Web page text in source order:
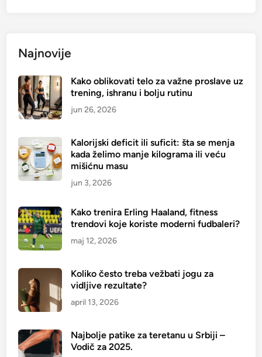
Najnovije
Kako oblikovati telo za važne proslave uz
trening, ishranu i bolju rutinu
jun 26, 2026
Kalorijski deficit ili suficit: šta se menja
kada želimo manje kilograma ili veću
mišićnu masu
jun 3, 2026
Kako trenira Erling Haaland, fitness
trendovi koje koriste moderni fudbaleri?
maj 12, 2026
Koliko često treba vežbati jogu za
vidljive rezultate?
april 13, 2026
Najbolje patike za teretanu u Srbiji –
Vodič za 2025.